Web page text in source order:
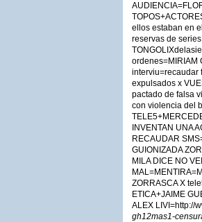
ellos estaban en
reservas de
ordenes=MIRIAM
interviu=recaudar
expulsados x
pactado de falsa
con violencia del
INVENTAN UNA
RECAUDAR
GUIONIZADA
MILA DICE NO
ZORRASCA X
ETICA+JAIME
ALEX LIVI=http://
gh12mas1-